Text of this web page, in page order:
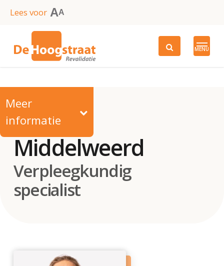
SkipLees voor AA
MENU
Meer
informatie
E.M.C.
Middelweerd
Verpleegkundig
specialist